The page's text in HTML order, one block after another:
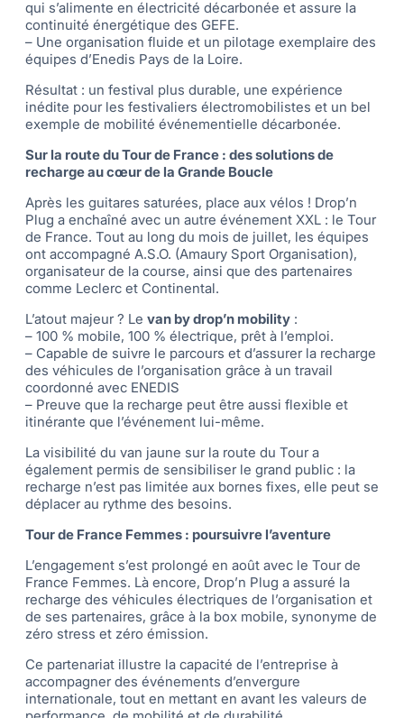
qui s’alimente en électricité décarbonée et assure la
continuité énergétique des GEFE.
– Une organisation fluide et un pilotage exemplaire des
équipes d’Enedis Pays de la Loire.
Résultat : un festival plus durable, une expérience
inédite pour les festivaliers électromobilistes et un bel
exemple de mobilité événementielle décarbonée.
Sur la route du Tour de France : des solutions de
recharge au cœur de la Grande Boucle
Après les guitares saturées, place aux vélos ! Drop’n
Plug a enchaîné avec un autre événement XXL : le Tour
de France. Tout au long du mois de juillet, les équipes
ont accompagné A.S.O. (Amaury Sport Organisation),
organisateur de la course, ainsi que des partenaires
comme Leclerc et Continental.
L’atout majeur ? Le van by drop’n mobility :
– 100 % mobile, 100 % électrique, prêt à l’emploi.
– Capable de suivre le parcours et d’assurer la recharge
des véhicules de l’organisation grâce à un travail
coordonné avec ENEDIS
– Preuve que la recharge peut être aussi flexible et
itinérante que l’événement lui-même.
La visibilité du van jaune sur la route du Tour a
également permis de sensibiliser le grand public : la
recharge n’est pas limitée aux bornes fixes, elle peut se
déplacer au rythme des besoins.
Tour de France Femmes : poursuivre l’aventure
L’engagement s’est prolongé en août avec le Tour de
France Femmes. Là encore, Drop’n Plug a assuré la
recharge des véhicules électriques de l’organisation et
de ses partenaires, grâce à la box mobile, synonyme de
zéro stress et zéro émission.
Ce partenariat illustre la capacité de l’entreprise à
accompagner des événements d’envergure
internationale, tout en mettant en avant les valeurs de